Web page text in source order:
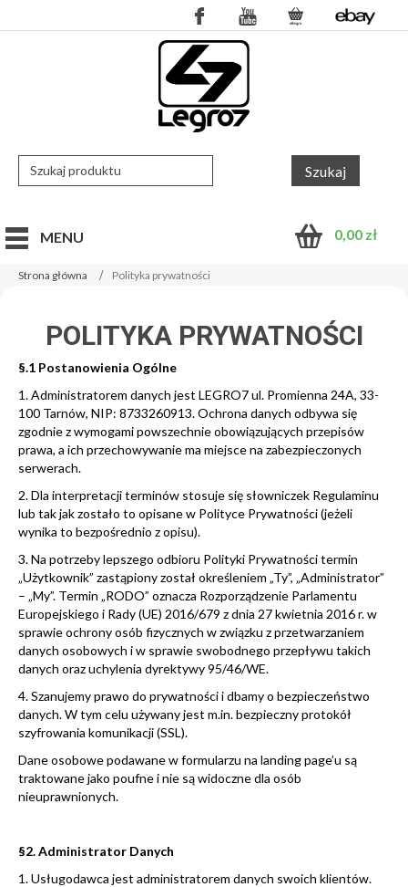
0,00 zł
MENU
Strona główna Polityka prywatności
POLITYKA PRYWATNOŚCI
§.1 Postanowienia Ogólne
1. Administratorem danych jest LEGRO7 ul. Promienna 24A, 33-
100 Tarnów, NIP: 8733260913. Ochrona danych odbywa się
zgodnie z wymogami powszechnie obowiązujących przepisów
prawa, a ich przechowywanie ma miejsce na zabezpieczonych
serwerach.
2. Dla interpretacji terminów stosuje się słowniczek Regulaminu
lub tak jak zostało to opisane w Polityce Prywatności (jeżeli
wynika to bezpośrednio z opisu).
3. Na potrzeby lepszego odbioru Polityki Prywatności termin
„Użytkownik” zastąpiony został określeniem „Ty”, „Administrator”
– „My”. Termin „RODO” oznacza Rozporządzenie Parlamentu
Europejskiego i Rady (UE) 2016/679 z dnia 27 kwietnia 2016 r. w
sprawie ochrony osób fizycznych w związku z przetwarzaniem
danych osobowych i w sprawie swobodnego przepływu takich
danych oraz uchylenia dyrektywy 95/46/WE.
4. Szanujemy prawo do prywatności i dbamy o bezpieczeństwo
danych. W tym celu używany jest m.in. bezpieczny protokół
szyfrowania komunikacji (SSL).
Dane osobowe podawane w formularzu na landing page’u są
traktowane jako poufne i nie są widoczne dla osób
nieuprawnionych.
§2. Administrator Danych
1. Usługodawca jest administratorem danych swoich klientów.